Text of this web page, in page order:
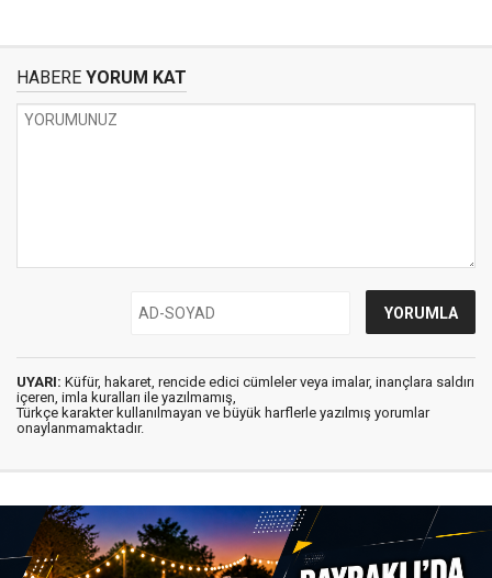
HABERE YORUM KAT
UYARI: Küfür, hakaret, rencide edici cümleler veya imalar, inançlara saldırı
içeren, imla kuralları ile yazılmamış,
Türkçe karakter kullanılmayan ve büyük harflerle yazılmış yorumlar
onaylanmamaktadır.